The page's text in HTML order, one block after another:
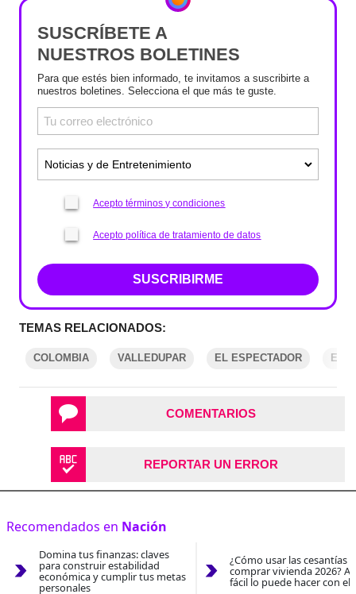
SUSCRÍBETE A
NUESTROS BOLETINES
Para que estés bien informado, te invitamos a suscribirte a
nuestros boletines. Selecciona el que más te guste.
Acepto términos y condiciones
Acepto política de tratamiento de datos
SUSCRIBIRME
TEMAS RELACIONADOS:
COLOMBIA VALLEDUPAR EL ESPECTADOR
COMENTARIOS
REPORTAR UN ERROR
Recomendados en Nación
Domina tus finanzas: claves
para construir estabilidad
económica y cumplir tus metas
personales
¿Cómo usar las cesantías
comprar vivienda 2026?
fácil lo puede hacer con el